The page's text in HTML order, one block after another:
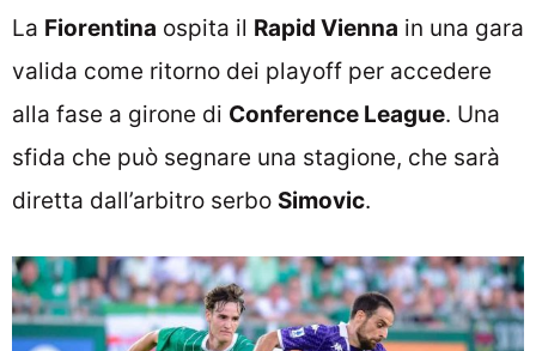
La Fiorentina ospita il Rapid Vienna in una gara
valida come ritorno dei playoff per accedere
alla fase a girone di Conference League. Una
sfida che può segnare una stagione, che sarà
diretta dall’arbitro serbo Simovic.